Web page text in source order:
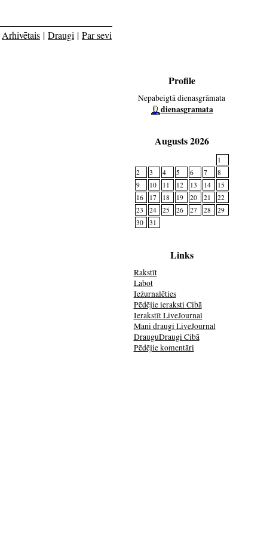
Arhivētais | Draugi | Par sevi
Profile
Nepabeigtā dienasgrāmata
dienasgramata
Augusts 2026
1
2
3 4 5 6 7
8
9
10 11 12 13 14
15
16
17 18 19 20 21
22
23
24 25 26 27 28
29
30
31
Links
Rakstīt
Labot
Iežurnalēties
Pēdējie ieraksti Cibā
Ierakstīt LiveJournal
Mani draugi LiveJournal
DrauguDraugi Cibā
Pēdējie komentāri